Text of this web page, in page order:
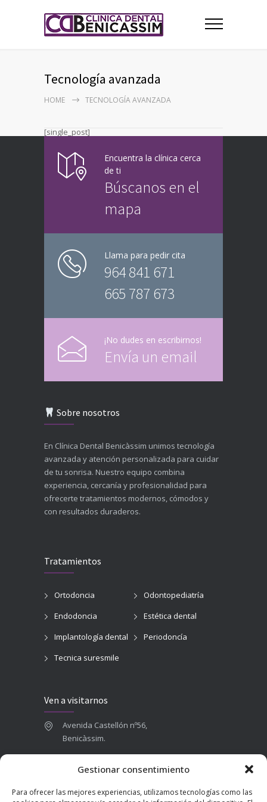
Gestionar consentimiento
Para ofrecer las mejores experiencias, utilizamos tecnologías como las
Tecnología avanzada
HOME TECNOLOGÍA AVANZADA
[single_post]
Encuentra la clínica cerca
de ti
Búscanos en el
mapa
Llama para pedir cita
964 841 671
665 787 673
¡No dudes en escribirnos!
Envía un email
Sobre nosotros
En Clínica Dental Benicàssim unimos tecnología
avanzada y atención personalizada para cuidar
de tu sonrisa. Nuestro equipo combina
experiencia, cercanía y profesionalidad para
ofrecerte tratamientos modernos, cómodos y
con resultados duraderos.
Tratamientos
Ortodoncia
Odontopediatría
Endodoncia
Estética dental
Implantología dental
Periodoncía
Tecnica suresmile
Ven a visitarnos
Avenida Castellón nº56,
Benicàssim.
665 787 673